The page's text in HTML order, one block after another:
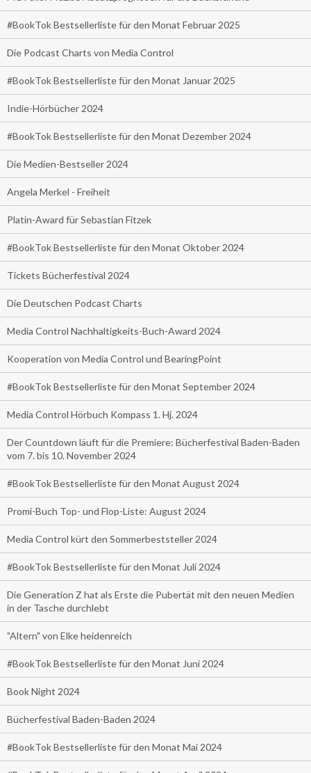
#BookTok Bestsellerliste für den Monat Februar 2025
Die Podcast Charts von Media Control
#BookTok Bestsellerliste für den Monat Januar 2025
Indie-Hörbücher 2024
#BookTok Bestsellerliste für den Monat Dezember 2024
Die Medien-Bestseller 2024
Angela Merkel - Freiheit
Platin-Award für Sebastian Fitzek
#BookTok Bestsellerliste für den Monat Oktober 2024
Tickets Bücherfestival 2024
Die Deutschen Podcast Charts
Media Control Nachhaltigkeits-Buch-Award 2024
Kooperation von Media Control und BearingPoint
#BookTok Bestsellerliste für den Monat September 2024
Media Control Hörbuch Kompass 1. Hj. 2024
Der Countdown läuft für die Premiere: Bücherfestival Baden-Baden
vom 7. bis 10. November 2024
#BookTok Bestsellerliste für den Monat August 2024
Promi-Buch Top- und Flop-Liste: August 2024
Media Control kürt den Sommerbeststeller 2024
#BookTok Bestsellerliste für den Monat Juli 2024
Die Generation Z hat als Erste die Pubertät mit den neuen Medien
in der Tasche durchlebt
"Altern" von Elke heidenreich
#BookTok Bestsellerliste für den Monat Juni 2024
Book Night 2024
Bücherfestival Baden-Baden 2024
#BookTok Bestsellerliste für den Monat Mai 2024